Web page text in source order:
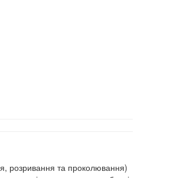
розривання та проколювання)